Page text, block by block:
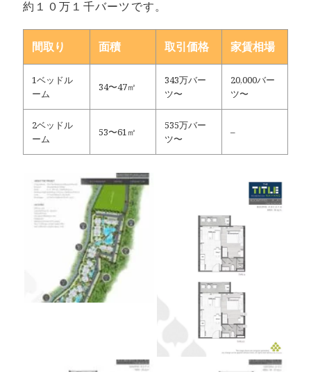
約１０万１千バーツです。
間取り 面積 取引価格 家賃相場
1ベッドル
ーム
34〜47㎡
343万バー
ツ〜
20,000バー
ツ〜
2ベッドル
ーム
53〜61㎡
535万バー
ツ〜
–